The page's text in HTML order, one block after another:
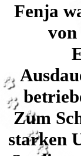
Fenja
von
Zum
starken